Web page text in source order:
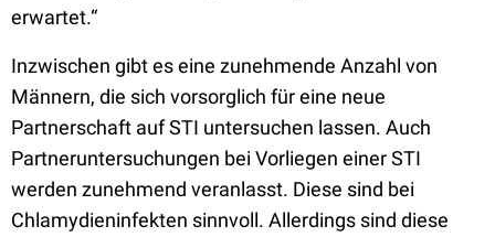
erwartet.“
Inzwischen gibt es eine zunehmende Anzahl von
Männern, die sich vorsorglich für eine neue
Partnerschaft auf STI untersuchen lassen. Auch
Partneruntersuchungen bei Vorliegen einer STI
werden zunehmend veranlasst. Diese sind bei
Chlamydieninfekten sinnvoll. Allerdings sind diese